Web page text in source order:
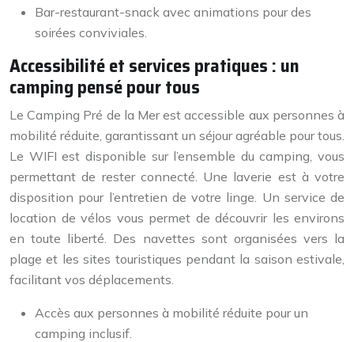
Bar-restaurant-snack avec animations pour des
soirées conviviales.
Accessibilité et services pratiques : un
camping pensé pour tous
Le Camping Pré de la Mer est accessible aux personnes à
mobilité réduite, garantissant un séjour agréable pour tous.
Le WIFI est disponible sur l’ensemble du camping, vous
permettant de rester connecté. Une laverie est à votre
disposition pour l’entretien de votre linge. Un service de
location de vélos vous permet de découvrir les environs
en toute liberté. Des navettes sont organisées vers la
plage et les sites touristiques pendant la saison estivale,
facilitant vos déplacements.
Accès aux personnes à mobilité réduite pour un
camping inclusif.